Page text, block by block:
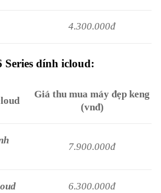
4.300.000đ
Series dính icloud:
Giá thu mua máy đẹp keng
(vnđ)
7.900.000đ
6.300.000đ